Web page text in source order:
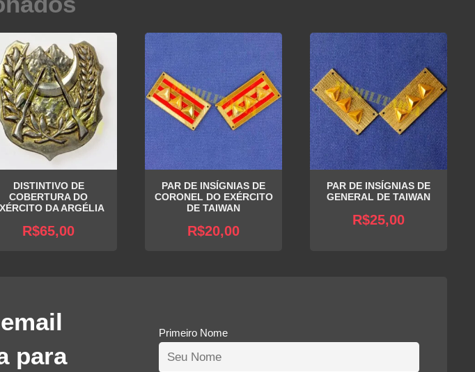
DISTINTIVO DE
COBERTURA DO
DA ARGÉLIA
R$65,00
PAR DE INSÍGNIAS DE
CORONEL DO EXÉRCITO
DE TAIWAN
R$20,00
PAR DE INSÍGNIAS DE
GENERAL DE TAIWAN
R$25,00
para
Primeiro Nome